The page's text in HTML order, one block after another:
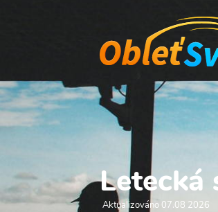
Letecká
Aktualizováno 07.08 2026